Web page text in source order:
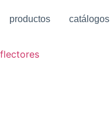
productos catálogos